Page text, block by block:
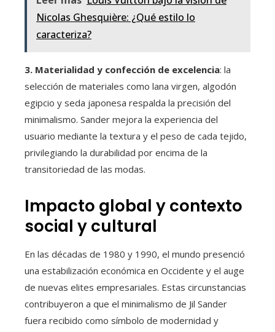
Nicolas Ghesquière: ¿Qué estilo lo
caracteriza?
3. Materialidad y confección de excelencia: la
selección de materiales como lana virgen, algodón
egipcio y seda japonesa respalda la precisión del
minimalismo. Sander mejora la experiencia del
usuario mediante la textura y el peso de cada tejido,
privilegiando la durabilidad por encima de la
transitoriedad de las modas.
Impacto global y contexto
social y cultural
En las décadas de 1980 y 1990, el mundo presenció
una estabilización económica en Occidente y el auge
de nuevas elites empresariales. Estas circunstancias
contribuyeron a que el minimalismo de Jil Sander
fuera recibido como símbolo de modernidad y